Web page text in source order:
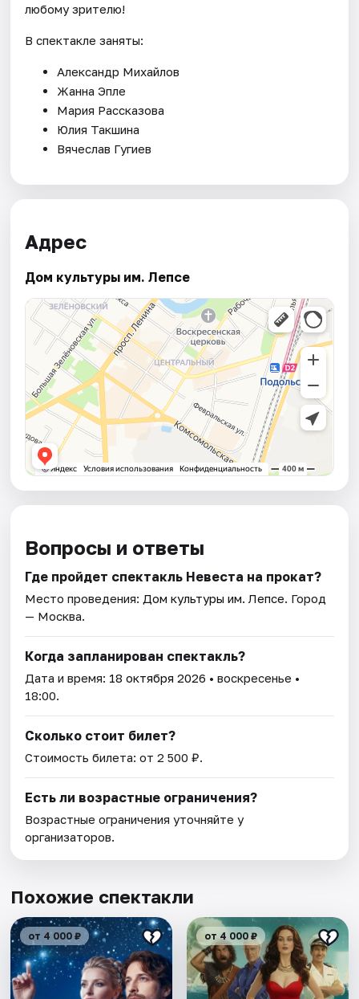
любому зрителю!
В спектакле заняты:
Александр Михайлов
Жанна Эпле
Мария Рассказова
Юлия Такшина
Вячеслав Гугиев
Адрес
Дом культуры им. Лепсе
Вопросы и ответы
Где пройдет спектакль Невеста на прокат?
Место проведения: Дом культуры им. Лепсе. Город
— Москва.
Когда запланирован спектакль?
Дата и время: 18 октября 2026 • воскресенье •
18:00.
Сколько стоит билет?
Стоимость билета: от 2 500 ₽.
Есть ли возрастные ограничения?
Возрастные ограничения уточняйте у
организаторов.
Похожие спектакли
от 4 000 ₽ от 4 000 ₽